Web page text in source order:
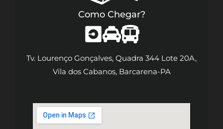
Como Chegar?
Tv. Lourenço Gonçalves, Quadra 344 Lote 20A,
Vila dos Cabanos, Barcarena-PA